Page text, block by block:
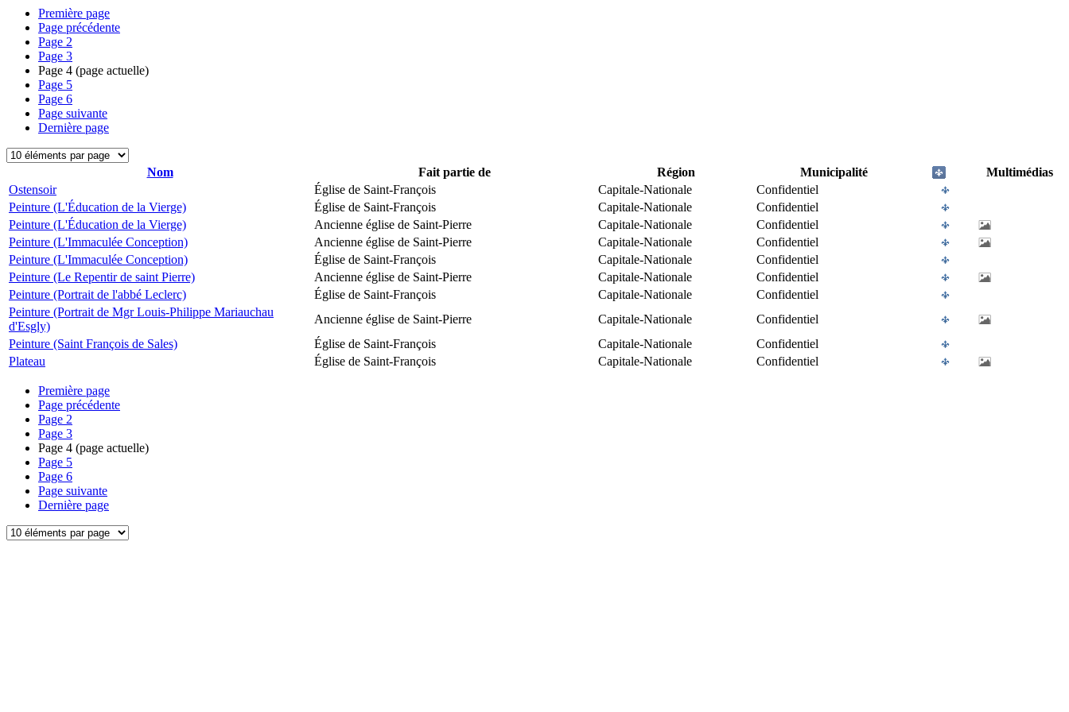
Première page
Page précédente
Page 2
Page 3
Page 4 (page actuelle)
Page 5
Page 6
Page suivante
Dernière page
Nom Fait partie de Région Municipalité
Multimédias
Ostensoir
Église de Saint-François Capitale-Nationale
Confidentiel
Peinture (L'Éducation de la Vierge)
Église de Saint-François Capitale-Nationale
Confidentiel
Peinture (L'Éducation de la Vierge)
Ancienne église de Saint-Pierre Capitale-Nationale
Confidentiel
Peinture (L'Immaculée Conception)
Ancienne église de Saint-Pierre Capitale-Nationale
Confidentiel
Peinture (L'Immaculée Conception)
Église de Saint-François Capitale-Nationale
Confidentiel
Peinture (Le Repentir de saint Pierre)
Ancienne église de Saint-Pierre Capitale-Nationale
Confidentiel
Peinture (Portrait de l'abbé Leclerc)
Église de Saint-François Capitale-Nationale
Confidentiel
Peinture (Portrait de Mgr Louis-Philippe Mariauchau
d'Esgly)
Ancienne église de Saint-Pierre Capitale-Nationale
Confidentiel
Peinture (Saint François de Sales)
Église de Saint-François Capitale-Nationale
Confidentiel
Plateau
Église de Saint-François Capitale-Nationale Confidentiel
Première page
Page précédente
Page 2
Page 3
Page 4 (page actuelle)
Page 5
Page 6
Page suivante
Dernière page